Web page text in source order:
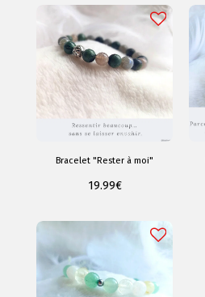
Bracelet "Rester à moi"
19.99€